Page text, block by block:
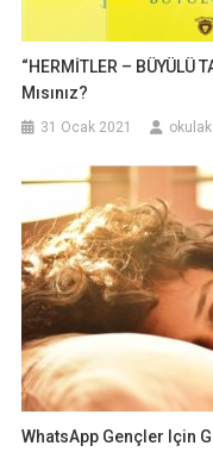
“HERMİTLER – BÜYÜLÜ
Mısınız?
31 Ocak 2021
WhatsApp Gençler Için